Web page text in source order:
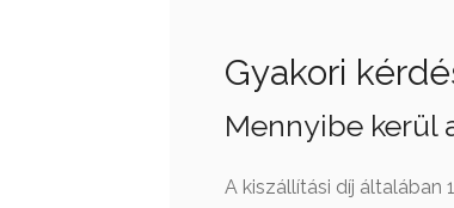
Gyakori
Mennyibe kerül
A kiszállítási díj